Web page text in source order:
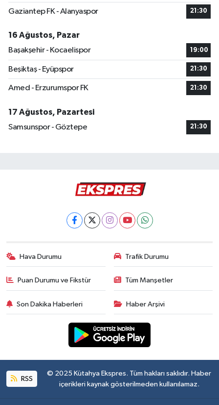
Gaziantep FK - Alanyaspor 21:30
16 Ağustos, Pazar
Başakşehir - Kocaelispor
19:00
Beşiktaş - Eyüpspor 21:30
Amed - Erzurumspor FK 21:30
17 Ağustos, Pazartesi
Samsunspor - Göztepe
21:30
Hava Durumu Trafik Durumu
Puan Durumu ve Fikstür Tüm Manşetler
Son Dakika Haberleri Haber Arşivi
RSS
© 2025 Kütahya Ekspres. Tüm hakları saklıdır. Haber
içerikleri kaynak gösterilmeden kullanılamaz.